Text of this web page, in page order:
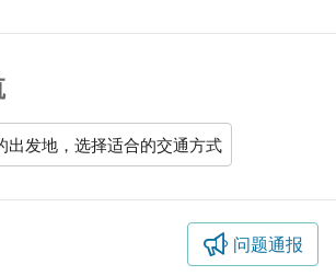
出发地，选择适合的交通方式
问题通报